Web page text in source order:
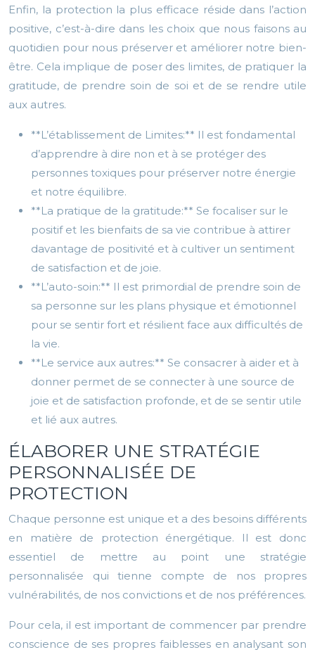
Enfin, la protection la plus efficace réside dans l’action
positive, c’est-à-dire dans les choix que nous faisons au
quotidien pour nous préserver et améliorer notre bien-
être. Cela implique de poser des limites, de pratiquer la
gratitude, de prendre soin de soi et de se rendre utile
aux autres.
**L’établissement de Limites:** Il est fondamental
d’apprendre à dire non et à se protéger des
personnes toxiques pour préserver notre énergie
et notre équilibre.
**La pratique de la gratitude:** Se focaliser sur le
positif et les bienfaits de sa vie contribue à attirer
davantage de positivité et à cultiver un sentiment
de satisfaction et de joie.
**L’auto-soin:** Il est primordial de prendre soin de
sa personne sur les plans physique et émotionnel
pour se sentir fort et résilient face aux difficultés de
la vie.
**Le service aux autres:** Se consacrer à aider et à
donner permet de se connecter à une source de
joie et de satisfaction profonde, et de se sentir utile
et lié aux autres.
ÉLABORER UNE STRATÉGIE
PERSONNALISÉE DE
PROTECTION
Chaque personne est unique et a des besoins différents
en matière de protection énergétique. Il est donc
essentiel de mettre au point une stratégie
personnalisée qui tienne compte de nos propres
vulnérabilités, de nos convictions et de nos préférences.
Pour cela, il est important de commencer par prendre
conscience de ses propres faiblesses en analysant son